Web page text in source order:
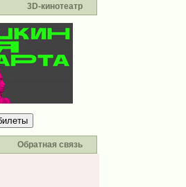
3D-кинотеатр
Обратная связь